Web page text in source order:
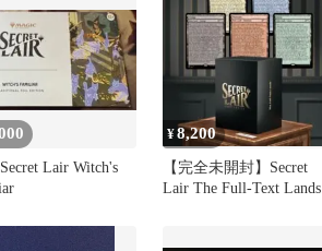
Lair Witch's
¥8,200
【完全未開封】Secret
Lair The Full-Text Lands